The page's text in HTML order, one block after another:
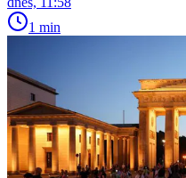
1 min